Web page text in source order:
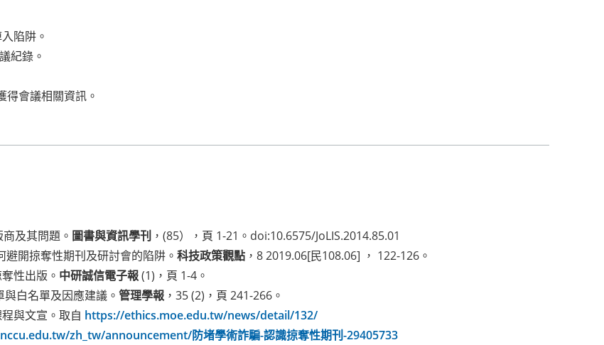
陷阱。
紀錄。
得會議相關資訊。
及其問題。 圖書與資訊學刊 ，(85），頁 1-21。doi:10.6575/JoLIS.2014.85.01
避開掠奪性期刊及研討會的陷阱。科技政策觀點 ，8 2019.06[民108.06] ， 122-126。
性出版。 中研誠信電子報(1)，頁 1-4。
白名單及因應建議。管理學報 ，35 (2)，頁 241-266。
與文宣。取自 https://ethics.moe.edu.tw/news/detail/132/
zh_tw/announcement/防堵學術詐騙-認識掠奪性期刊-29405733